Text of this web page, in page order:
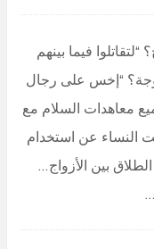
فيما بينهم
“إخس على رجال
معاهدات السلام مع
النساء عن استخدام
بين الأزواج…